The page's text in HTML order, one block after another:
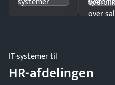
over
IT-systemer til
HR-afdelingen